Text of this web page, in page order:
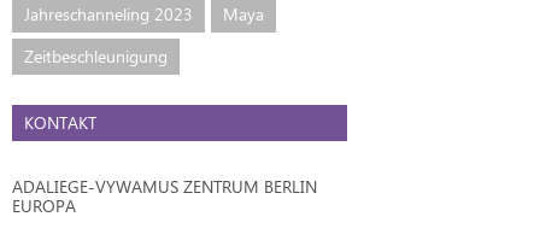
Jahreschanneling 2023
Maya
Zeitbeschleunigung
KONTAKT
ADALIEGE-VYWAMUS ZENTRUM BERLIN
EUROPA